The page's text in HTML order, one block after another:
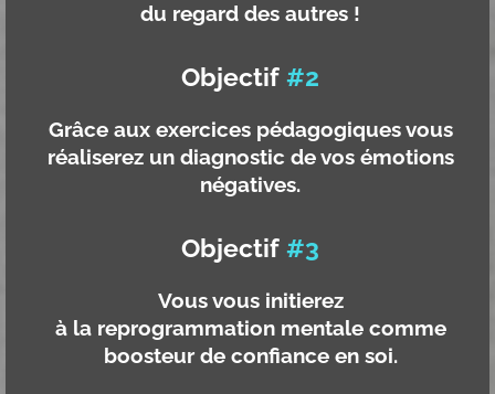
du regard des autres !
Objectif #2
Grâce aux exercices pédagogiques vous
réaliserez un diagnostic de vos émotions
négatives.
Objectif #3
Vous vous initierez
à la reprogrammation mentale comme
boosteur de confiance en soi.